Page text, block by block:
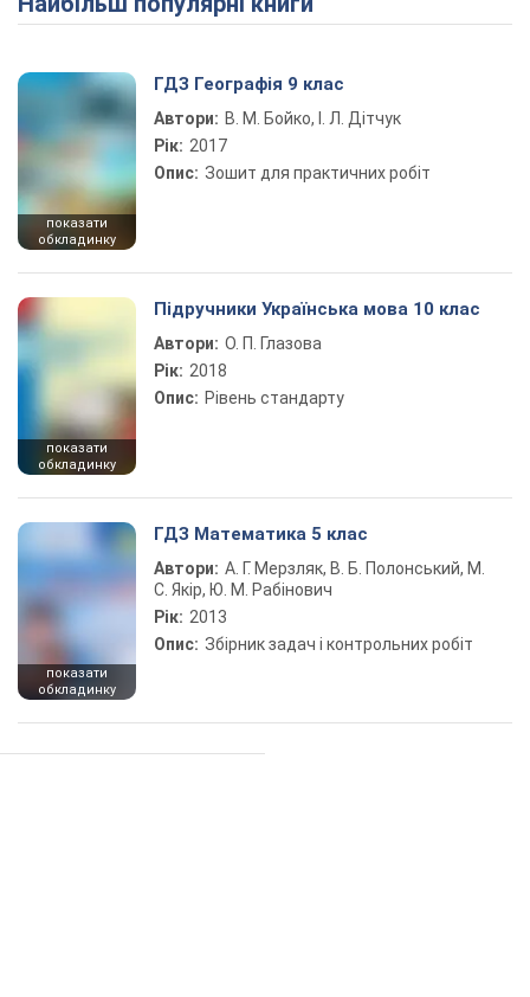
показати
обкладинку
ГДЗ Географія 9 клас
Автори: В. М. Бойко, І. Л. Дітчук
Рік: 2017
Опис: Зошит для практичних робіт
показати
обкладинку
Підручники Українська мова 10 клас
Автори: О. П. Глазова
Рік: 2018
Опис: Рівень стандарту
показати
обкладинку
ГДЗ Математика 5 клас
Автори: А. Г. Мерзляк, В. Б. Полонський, М.
С. Якір, Ю. М. Рабінович
Рік: 2013
Опис: Збірник задач і контрольних робіт